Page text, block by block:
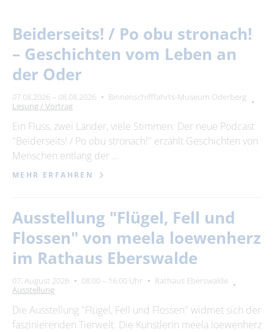
August 2026
Mo Di Mi Do Fr Sa So
1
3
4
10
11 12 13 14 15
16
17
18 19 20 21 22
23
24
25 26 27 28 29
30
Zeitraum
von
Beiderseits! / Po obu stronach!
– Geschichten vom Leben an
der Oder
07.08.2026 – 08.08.2026
Binnenschifffahrts-Museum Oderberg
Lesung / Vortrag
Ein Fluss, zwei Länder, viele Stimmen: Der neue Podcast
"Beiderseits! / Po obu stronach!" erzählt Geschichten von
Menschen entlang der …
MEHR ERFAHREN
Ausstellung "Flügel, Fell und
Flossen" von meela loewenherz
im Rathaus Eberswalde
07. August 2026 08:00 – 16:00 Uhr
Rathaus Eberswalde
Ausstellung
Die Ausstellung "Flügel, Fell und Flossen" widmet sich der
faszinierenden Tierwelt. Die Künstlerin meela loewenherz